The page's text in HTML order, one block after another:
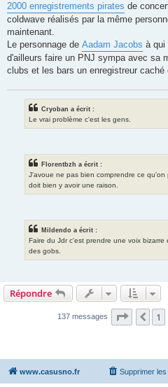
2000 enregistrements pirates de
coldwave réalisés par la même
maintenant.
Le personnage de Aadam Jacobs à qui
d'ailleurs faire un PNJ sympa avec sa
clubs et les bars un enregistreur caché
Cryoban a écrit :
Le vrai problème c'est les gens.
Florentbzh a écrit :
J'avoue ne pas bien comprendre ce qu'on
doit bien y avoir une raison.
Mildendo a écrit :
Faire du Jdr c'est prendre une voix
des gobs.
Répondre
137 messages Page 101
www.casusno.fr Supprimer